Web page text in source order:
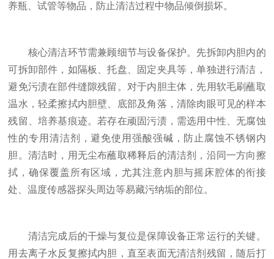
养瓶、试管等物品，防止清洁过程中物品倾倒损坏。
核心清洁环节需兼顾细节与设备保护。先拆卸内胆内的
可拆卸部件，如隔板、托盘、固定夹具等，单独进行清洁，
避免污渍在部件缝隙残留。对于内胆主体，先用软毛刷蘸取
温水，轻柔擦拭内胆壁、底部及角落，清除肉眼可见的样本
残留、培养基痕迹。若存在顽固污渍，需选用中性、无腐蚀
性的专用清洁剂，避免使用强酸强碱，防止腐蚀不锈钢内
胆。清洁时，用无尘布蘸取稀释后的清洁剂，沿同一方向擦
拭，确保覆盖所有区域，尤其注意内胆与摇床腔体的衔接
处、温度传感器探头周边等易藏污纳垢的部位。
清洁完成后的干燥与复位是保障设备正常运行的关键。
用去离子水反复擦拭内胆，直至表面无清洁剂残留，随后打